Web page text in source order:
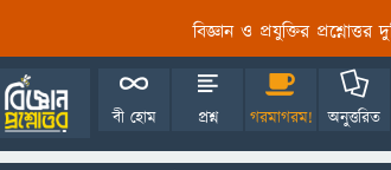
বিজ্ঞান ও প্রযুক্তির
বী হোম প্রশ্ন গরমাগরম! অনুত্তরিত